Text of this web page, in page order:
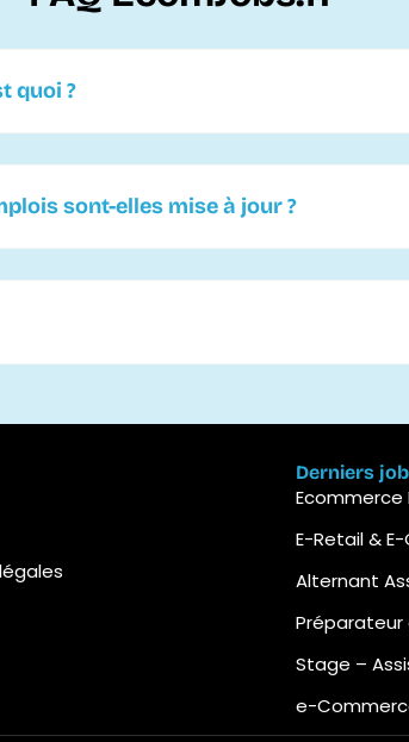
quoi ?
sont-elles mise à jour ?
Derniers
Ecommerce
E-Retail &
Alternant
Stage –
e-